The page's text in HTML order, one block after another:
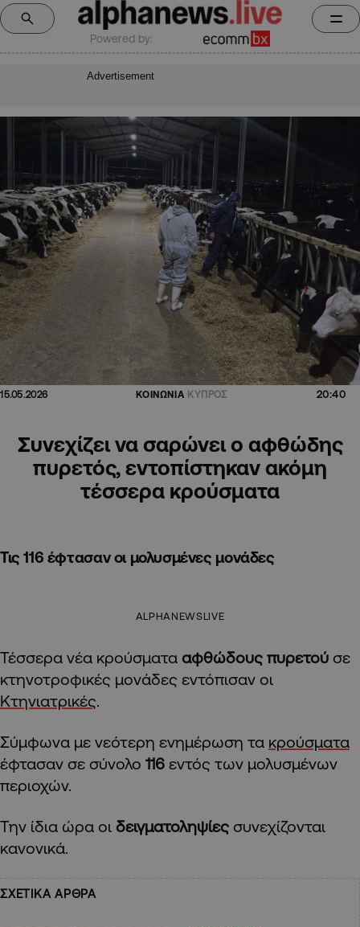
Powered by:
Advertisement
15.05.2026 ΚΟΙΝΩΝΙΑ ΚΥΠΡΟΣ 20:40
Συνεχίζει να σαρώνει ο αφθώδης
πυρετός, εντοπίστηκαν ακόμη
τέσσερα κρούσματα
Τις 116 έφτασαν οι μολυσμένες μονάδες
ALPHANEWSLIVE
Τέσσερα νέα κρούσματα αφθώδους πυρετού σε
κτηνοτροφικές μονάδες εντόπισαν οι
Κτηνιατρικές.
Σύμφωνα με νεότερη ενημέρωση τα κρούσματα
έφτασαν σε σύνολο 116 εντός των μολυσμένων
περιοχών.
Την ίδια ώρα οι δειγματοληψίες συνεχίζονται
κανονικά.
ΣΧΕΤΙΚΑ ΑΡΘΡΑ